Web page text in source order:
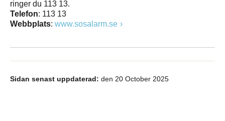
ringer du 113 13.
Telefon: 113 13
Webbplats: www.sosalarm.se
Sidan senast uppdaterad: den 20 October 2025